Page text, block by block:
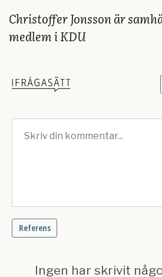
Christoffer Jonsson är
medlem i KDU